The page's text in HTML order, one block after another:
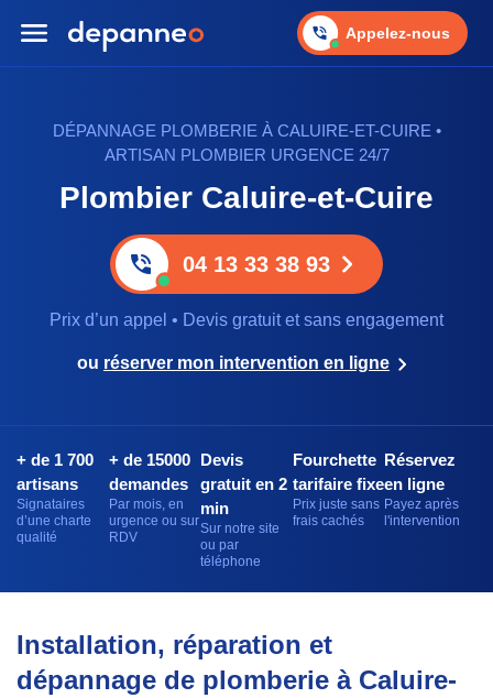
Appelez-nous
DÉPANNAGE PLOMBERIE À CALUIRE-ET-CUIRE •
ARTISAN PLOMBIER URGENCE 24/7
Plombier Caluire-et-Cuire
04 13 33 38 93
Prix d’un appel • Devis gratuit et sans engagement
ou réserver mon intervention en ligne
+ de 1 700
artisans
Signataires
d’une charte
qualité
+ de 15000
demandes
Par mois, en
urgence ou sur
RDV
Devis
gratuit en 2
min
Sur notre site
ou par
téléphone
Fourchette
tarifaire fixe
Prix juste sans
frais cachés
Réservez
en ligne
Payez après
l'intervention
Installation, réparation et
dépannage de plomberie à Caluire-